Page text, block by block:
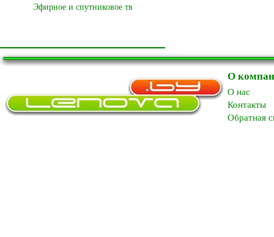
Эфирное и спутниковое тв
О
O нас
Контакты
Обратная